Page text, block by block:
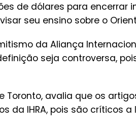
de dólares para encerrar
seu ensino sobre o
da Aliança
seja controversa,
Toronto, avalia que os
da IHRA, pois são críticos a